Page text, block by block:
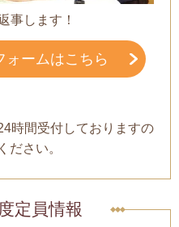
事します！
ォームはこちら
時間受付しておりますの
ださい。
定員情報